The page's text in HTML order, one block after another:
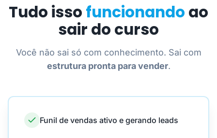
Tudo isso funcionando ao
sair do curso
Você não sai só com conhecimento. Sai com
estrutura pronta para vender.
Funil de vendas ativo e gerando leads